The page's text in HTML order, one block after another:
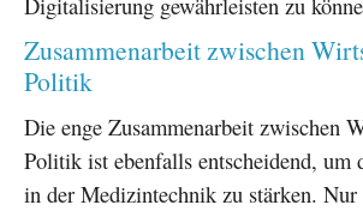
Zusammenarbeit zwischen
Politik
Die enge Zusammenarbeit zwischen
Politik ist ebenfalls entscheidend, um
in der Medizintechnik zu stärken. Nur